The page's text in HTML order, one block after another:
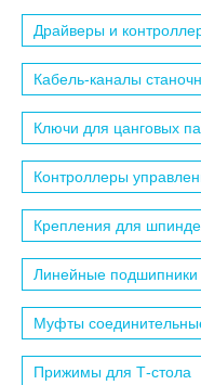
Драйверы и
Кабель-каналы
Ключи для цанговых
Контроллеры
Крепления для
Линейные подшипники
Муфты
Прижимы для Т-стола